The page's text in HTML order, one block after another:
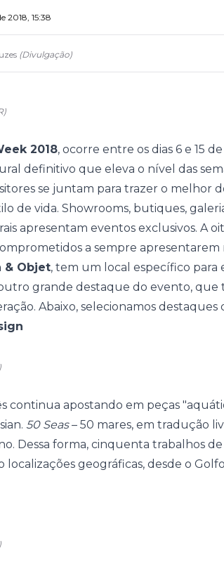
2018, 15:38
(Divulgação)
2018, ocorre entre os dias 6 e 15
definitivo que eleva o nível das
se juntam para trazer o melhor
de vida. Showrooms, butiques,
apresentam eventos exclusivos. A
a sempre apresentarem
& Objet, tem um local específico para
grande destaque do evento, que
Abaixo, selecionamos destaques
continua apostando em peças
50 Seas– 50 mares, em tradução
Dessa forma, cinquenta trabalhos
localizações geográficas, desde o